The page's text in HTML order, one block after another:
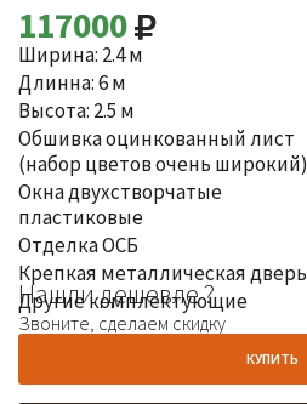
117000
Ширина: 2.4 м
Длинна: 6 м
Высота: 2.5 м
Обшивка оцинкованный лист
(набор цветов очень широкий)
Окна двухстворчатые
пластиковые
Отделка ОСБ
Крепкая металлическая дверь
Другие комплектующие
Нашли дешевле ?
Звоните, сделаем скидку
КУПИТЬ